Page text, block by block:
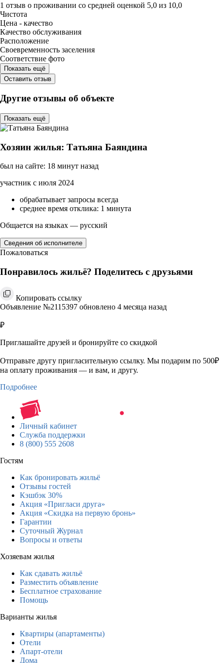
1 отзыв о проживании со средней оценкой 5,0 из 10,0
Чистота
Цена - качество
Качество обслуживания
Расположение
Своевременность заселения
Соответствие фото
Показать ещё
Оставить отзыв
Другие отзывы об объекте
Показать ещё
Хозяин жилья: Татьяна Баяндина
был на сайте: 18 минут назад
участник с июля 2024
обрабатывает запросы всегда
среднее время отклика: 1 минута
Общается на языках — русский
Сведения об исполнителе
Пожаловаться
Понравилось жильё? Поделитесь с друзьями
Копировать ссылку
Объявление №2115397 обновлено 4 месяца назад
₽
Приглашайте друзей и бронируйте со скидкой
Отправьте другу пригласительную ссылку. Мы подарим по 500₽
на оплату проживания — и вам, и другу.
Подробнее
Личный кабинет
Служба поддержки
8 (800) 555 2608
Гостям
Как бронировать жильё
Отзывы гостей
Кэшбэк 30%
Акция «Пригласи друга»
Акция «Скидка на первую бронь»
Гарантии
Суточный Журнал
Вопросы и ответы
Хозяевам жилья
Как сдавать жильё
Разместить объявление
Бесплатное страхование
Помощь
Варианты жилья
Квартиры (апартаменты)
Отели
Апарт-отели
Дома